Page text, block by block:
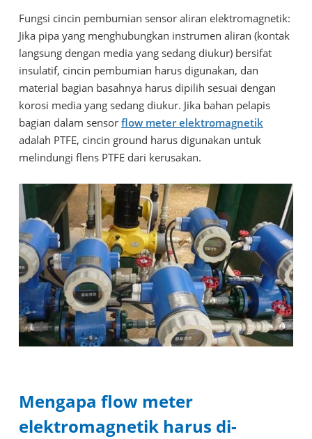
Fungsi cincin pembumian sensor aliran elektromagnetik:
Jika pipa yang menghubungkan instrumen aliran (kontak
langsung dengan media yang sedang diukur) bersifat
insulatif, cincin pembumian harus digunakan, dan
material bagian basahnya harus dipilih sesuai dengan
korosi media yang sedang diukur. Jika bahan pelapis
bagian dalam sensor flow meter elektromagnetik
adalah PTFE, cincin ground harus digunakan untuk
melindungi flens PTFE dari kerusakan.
Mengapa flow meter
elektromagnetik harus di-